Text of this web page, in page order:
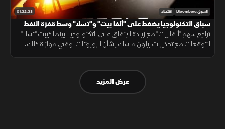
01:32:33 الشرق Bloomberg اقتصاد
سباق التكنولوجيا يضغط على "ألفا بيت" و"تسلا" وسط قفزة النفط
بسبب التوترات
تراجع سهم "ألفا بيت" مع زيادة الإنفاق على التكنولوجيا، بينما خيبت "تسلا"
التوقعات مع تحذيرات إيلون ماسك بشأن الروبوتات. وفي موازاة ذلك،
عرض المزيد